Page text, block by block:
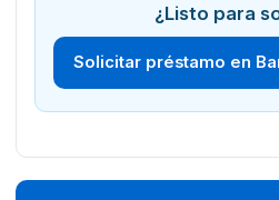
¿Listo para
Solicitar préstamo en